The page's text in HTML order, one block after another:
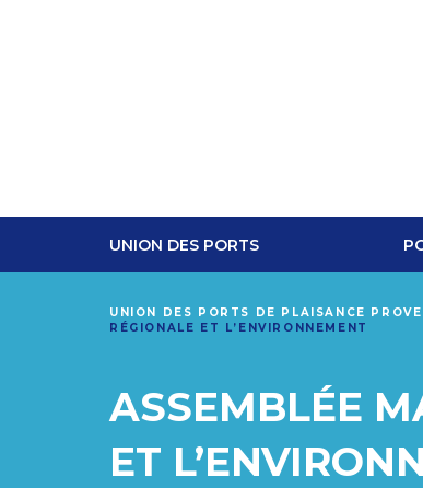
UNION DES PORTS
UNION DES PORTS DE PLAISANCE
RÉGIONALE ET L’ENVIRONNEMENT
ASSEMBLÉE
ET